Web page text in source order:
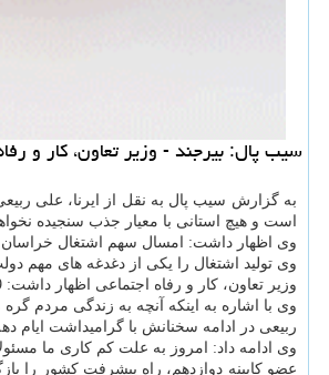
سیب پال: بیرجند - وزیر تعاون، كار و رفاه اجتماعی اظهار داشت: امسال 20 هزار میلیارد
به گزارش سیب پال به نقل از ایرنا، علی
است و هیچ استانی با معیار جذب سنجیده
وی اظهار داشت: امسال سهم اشتغال خراسان جنوبی از محل تبصره 18، مبلغ 493 میلیارد تومان، اشتغال روستایی 236 میلیارد تومان و از
وی تولید اشتغال را یكی از دغدغه های مهم
وزیر تعاون، كار و رفاه اجتماعی اظهار داشت: 9 میلیون نفر از دهه 60 های كشور در دهه 80 باید وارد
وی با اشاره به اینكه آنچه به زندگی مردم
ربیعی در ادامه سخنانش با گرامیداشت ایام
وی ادامه داد: امروز به علت كم كاری ما
عضو كابینه دوازدهم، راه پیشرفت كشور را